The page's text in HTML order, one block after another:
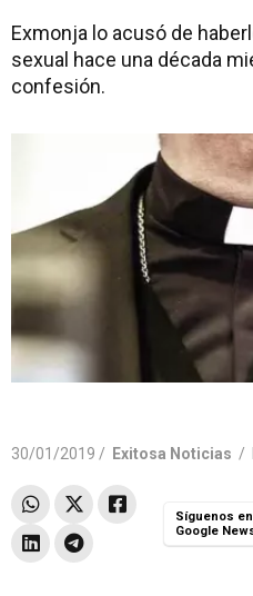
Exmonja lo acusó de
sexual hace una década
confesión.
30/01/2019 / Exitosa Noticias /
Síguenos en
Google